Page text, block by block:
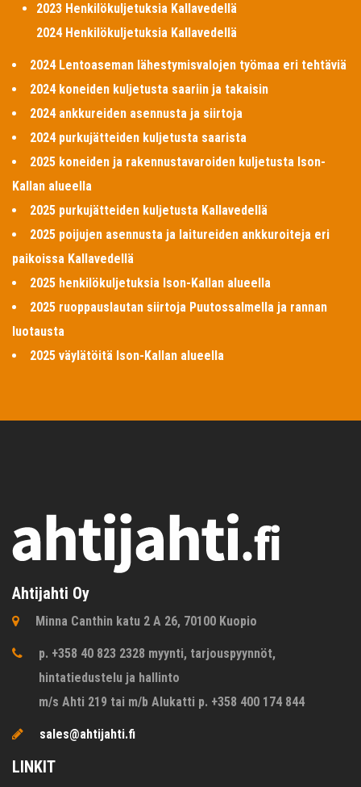
2023 Henkilökuljetuksia Kallavedellä
2024 Henkilökuljetuksia Kallavedellä
2024 Lentoaseman lähestymisvalojen työmaa eri tehtäviä
2024 koneiden kuljetusta saariin ja takaisin
2024 ankkureiden asennusta ja siirtoja
2024 purkujätteiden kuljetusta saarista
2025 koneiden ja rakennustavaroiden kuljetusta Ison-
Kallan alueella
2025 purkujätteiden kuljetusta Kallavedellä
2025 poijujen asennusta ja laitureiden ankkuroiteja eri
paikoissa Kallavedellä
2025 henkilökuljetuksia Ison-Kallan alueella
2025 ruoppauslautan siirtoja Puutossalmella ja rannan
luotausta
2025 väylätöitä Ison-Kallan alueella
Ahtijahti Oy
Minna Canthin katu 2 A 26, 70100 Kuopio
p. +358 40 823 2328 myynti, tarjouspyynnöt,
hintatiedustelu ja hallinto
m/s Ahti 219 tai m/b Alukatti p. +358 400 174 844
sales@ahtijahti.fi
LINKIT